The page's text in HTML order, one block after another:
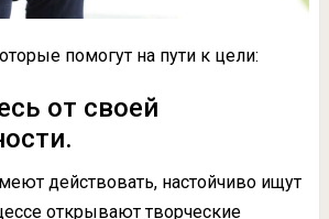
помогут на пути к цели:
от своей
действовать, настойчиво ищут
открывают творческие